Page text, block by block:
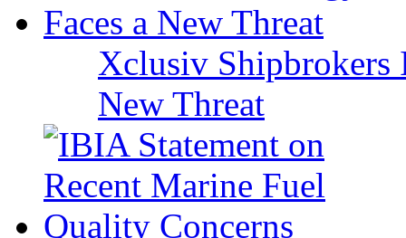
Xclusiv Shipbrokers
New Threat